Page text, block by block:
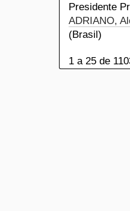
Presidente
ADRIANO,
(Brasil)
1 a 25 de